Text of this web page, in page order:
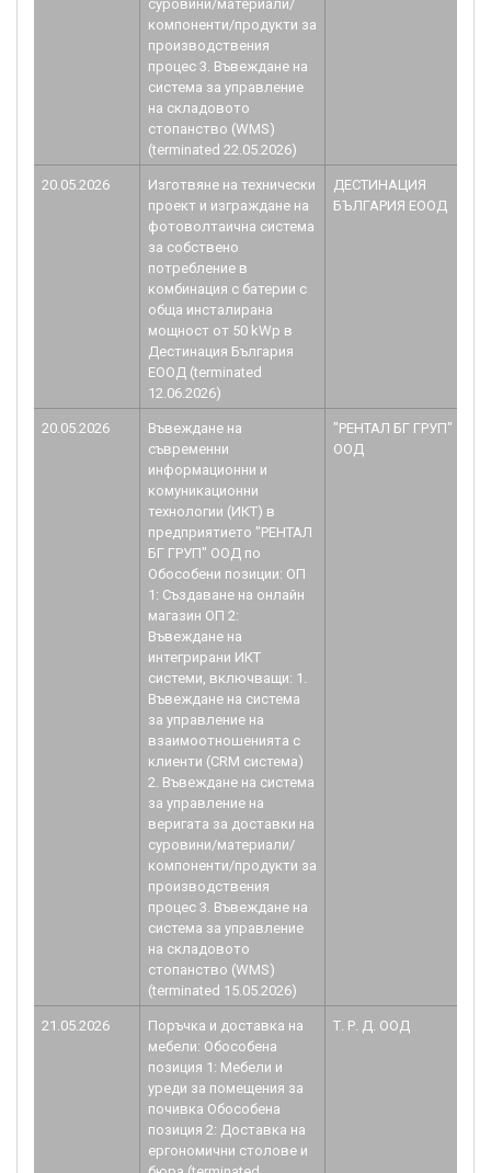
суровини/материали/
компоненти/продукти за
производствения
процес 3. Въвеждане на
система за управление
на складовото
стопанство (WMS)
(terminated 22.05.2026)
20.05.2026
Изготвяне на технически
проект и изграждане на
фотоволтаична система
за собствено
потребление в
комбинация с батерии с
обща инсталирана
мощност от 50 kWp в
Дестинация България
ЕООД (terminated
12.06.2026)
ДЕСТИНАЦИЯ
БЪЛГАРИЯ ЕООД
20.05.2026
Въвеждане на
съвременни
информационни и
комуникационни
технологии (ИКТ) в
предприятието "РЕНТАЛ
БГ ГРУП" ООД по
Обособени позиции: ОП
1: Създаване на онлайн
магазин ОП 2:
Въвеждане на
интегрирани ИКТ
системи, включващи: 1.
Въвеждане на система
за управление на
взаимоотношенията с
клиенти (CRM система)
2. Въвеждане на система
за управление на
веригата за доставки на
суровини/материали/
компоненти/продукти за
производствения
процес 3. Въвеждане на
система за управление
на складовото
стопанство (WMS)
(terminated 15.05.2026)
"РЕНТАЛ БГ ГРУП"
ООД
21.05.2026
Поръчка и доставка на
мебели: Обособена
позиция 1: Мебели и
уреди за помещения за
почивка Обособена
позиция 2: Доставка на
ергономични столове и
Т. Р. Д. ООД